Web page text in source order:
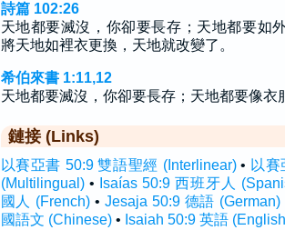
詩篇 102:26
天地都要滅沒，你卻要長存；天地都要如
將天地如裡衣更換，天地就改變了。
希伯來書 1:11,12
天地都要滅沒，你卻要長存；天地都要像
鏈接 (Links)
以賽亞書 50:9 雙語聖經 (Interlinear)• 以
(Multilingual)• Isaías 50:9 西班牙人
國人 (French) • Jesaja 50:9 德語 (German)
國語文 (Chinese)• Isaiah 50:9 英語